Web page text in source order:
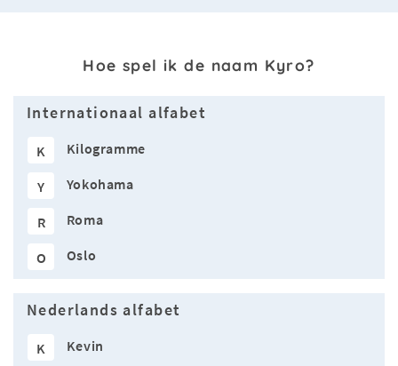
Hoe spel ik de naam Kyro?
Internationaal alfabet
K Kilogramme
Y Yokohama
R Roma
O Oslo
Nederlands alfabet
K Kevin